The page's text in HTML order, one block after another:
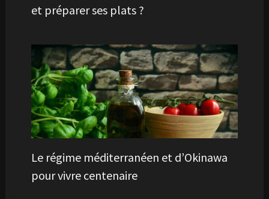
et préparer ses plats ?
Le régime méditerranéen et d’Okinawa
pour vivre centenaire